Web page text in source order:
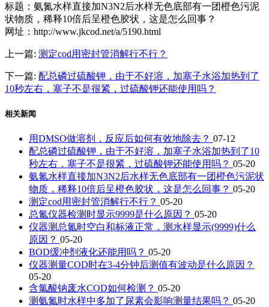
标题：氨氮水样直接加N3N2后水样无色底部有一团橙色污泥
状物质，稀释10倍后呈橙色胶状，这是怎么回事？
网址：http://www.jkcod.net/a/5190.html
上一篇: 测定cod用密封管消解行不行？
下一篇: 配总磷过硫酸钾，由于不好溶，加塞子水浴加热到了
10秒左右，塞子不是很紧，过硫酸钾还能使用吗？
相关新闻
用DMSO做溶剂，反应后如何有效地除去？ 07-12
配总磷过硫酸钾，由于不好溶，加塞子水浴加热到了10
秒左右，塞子不是很紧，过硫酸钾还能使用吗？ 05-20
氨氮水样直接加N3N2后水样无色底部有一团橙色污泥状
物质，稀释10倍后呈橙色胶状，这是怎么回事？ 05-20
测定cod用密封管消解行不行？ 05-20
总氮仪器检测时显示9999是什么原因？ 05-20
仪器测总氮时空白和标液正常，测水样显示(9999)什么
原因？ 05-20
BOD缓冲剂液化还能用吗？ 05-20
仪器测量COD时在3-4分钟后测值有波动是什么原因？
05-20
含氯酸钠废水COD如何检测？ 05-20
测氨氮时水样中多加了尿素会影响测量结果吗？ 05-20